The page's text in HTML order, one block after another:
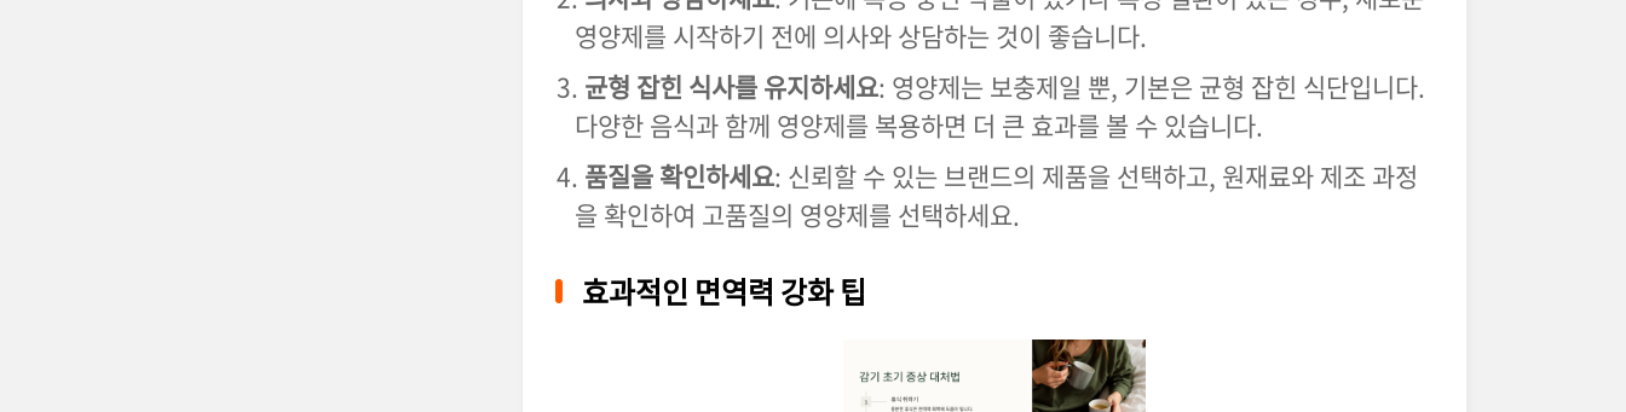
영양제를 시작하기 전에 의사와 상담하는 것이 좋습니다.
균형 잡힌 식사를 유지하세요: 영양제는 보충제일 뿐, 기본은 균형 잡힌 식단입니다.
다양한 음식과 함께 영양제를 복용하면 더 큰 효과를 볼 수 있습니다.
품질을 확인하세요: 신뢰할 수 있는 브랜드의 제품을 선택하고, 원재료와 제조 과정
을 확인하여 고품질의 영양제를 선택하세요.
효과적인 면역력 강화 팁